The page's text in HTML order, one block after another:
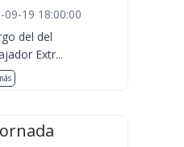
09-19 18:00:00
del del
Extr...